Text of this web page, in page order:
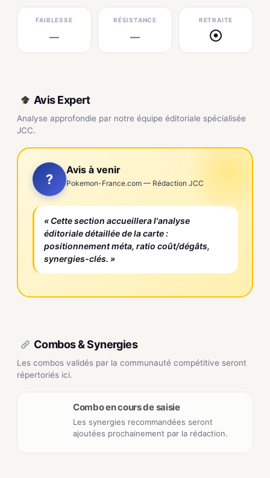
FAIBLESSE
—
RÉSISTANCE
—
RETRAITE
●
Avis Expert
Analyse approfondie par notre équipe éditoriale spécialisée
JCC.
?
Avis à venir
Pokemon-France.com — Rédaction JCC
« Cette section accueillera l'analyse
éditoriale détaillée de la carte :
positionnement méta, ratio coût/dégâts,
synergies-clés. »
Combos & Synergies
Les combos validés par la communauté compétitive seront
répertoriés ici.
Combo en cours de saisie
Les synergies recommandées seront
ajoutées prochainement par la rédaction.